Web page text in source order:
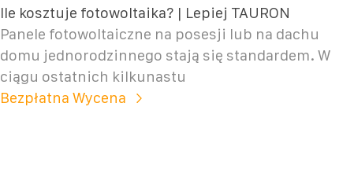
Ile kosztuje fotowoltaika? | Lepiej TAURON
Panele fotowoltaiczne na posesji lub na dachu
domu jednorodzinnego stają się standardem. W
ciągu ostatnich kilkunastu
Bezpłatna Wycena